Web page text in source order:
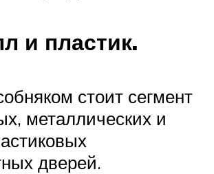
и пластик.
стоит сегмент
металлических и
дверей.